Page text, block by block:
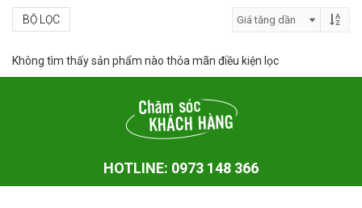
BỘ LỌC
Không tìm thấy sản phẩm nào thỏa mãn điều kiện lọc
HOTLINE: 0973 148 366